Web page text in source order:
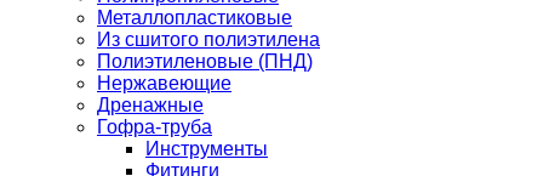
Металлопластиковые
Из сшитого полиэтилена
Полиэтиленовые (ПНД)
Нержавеющие
Дренажные
Гофра-труба
Инструменты
Фитинги